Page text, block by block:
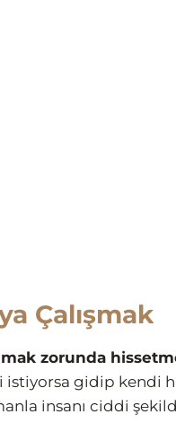
Çalışmak
zorunda
istiyorsa gidip kendi
insanı ciddi